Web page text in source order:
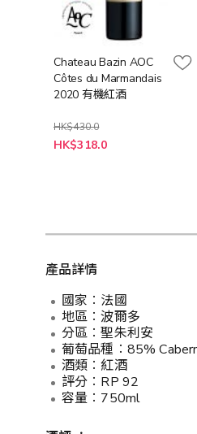
Chateau Bazin AOC
Côtes du Marmandais
2020 有機紅酒
HK$430.0
特
HK$318.0
產品詳情
國家︰法國
地區︰波爾多
分區︰聖朱利安
葡萄品種︰85%
酒類︰紅酒
評分︰RP 92
容量︰750ml